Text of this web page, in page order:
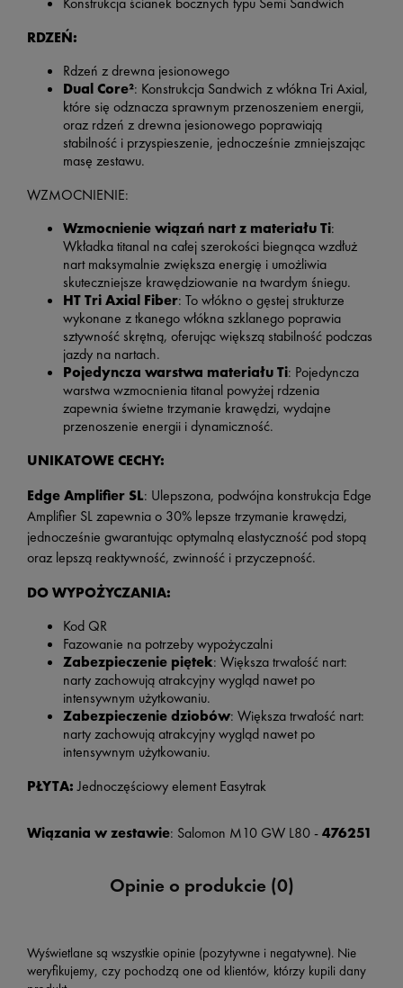
RDZEŃ:
Rdzeń z drewna jesionowego
Dual Core²: Konstrukcja Sandwich z włókna Tri Axial,
które się odznacza sprawnym przenoszeniem energii,
oraz rdzeń z drewna jesionowego poprawiają
stabilność i przyspieszenie, jednocześnie zmniejszając
masę zestawu.
WZMOCNIENIE:
Wzmocnienie wiązań nart z materiału Ti:
Wkładka titanal na całej szerokości biegnąca wzdłuż
nart maksymalnie zwiększa energię i umożliwia
skuteczniejsze krawędziowanie na twardym śniegu.
HT Tri Axial Fiber: To włókno o gęstej strukturze
wykonane z tkanego włókna szklanego poprawia
sztywność skrętną, oferując większą stabilność podczas
jazdy na nartach.
Pojedyncza warstwa materiału Ti: Pojedyncza
warstwa wzmocnienia titanal powyżej rdzenia
zapewnia świetne trzymanie krawędzi, wydajne
przenoszenie energii i dynamiczność.
UNIKATOWE CECHY:
Edge Amplifier SL: Ulepszona, podwójna konstrukcja Edge
Amplifier SL zapewnia o 30% lepsze trzymanie krawędzi,
jednocześnie gwarantując optymalną elastyczność pod stopą
oraz lepszą reaktywność, zwinność i przyczepność.
DO WYPOŻYCZANIA:
Kod QR
Fazowanie na potrzeby wypożyczalni
Zabezpieczenie piętek: Większa trwałość nart:
narty zachowują atrakcyjny wygląd nawet po
intensywnym użytkowaniu.
Zabezpieczenie dziobów: Większa trwałość nart:
narty zachowują atrakcyjny wygląd nawet po
intensywnym użytkowaniu.
PŁYTA:Jednoczęściowy element Easytrak
Wiązania w zestawie: Salomon M10 GW L80 -476251
Opinie o produkcie (0)
Wyświetlane są wszystkie opinie (pozytywne i negatywne). Nie
weryfikujemy, czy pochodzą one od klientów, którzy kupili dany